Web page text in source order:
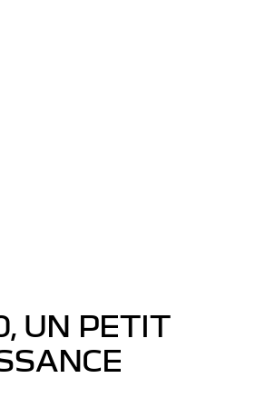
UN PETIT